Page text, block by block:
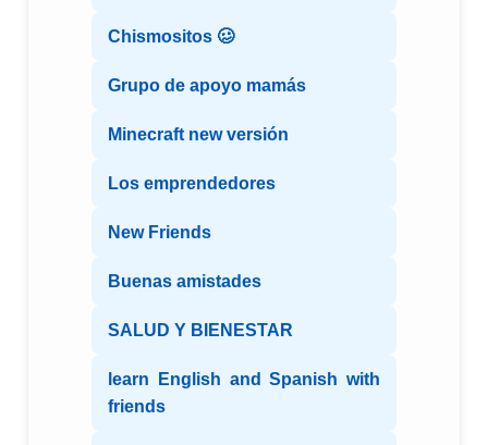
Chismositos 🥴
Grupo de apoyo mamás
Minecraft new versión
Los emprendedores
New Friends
Buenas amistades
SALUD Y BIENESTAR
learn English and Spanish with
friends